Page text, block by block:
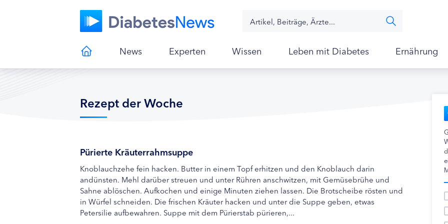
News Experten Wissen Leben mit Diabetes Ernährung
Rezept der Woche
Pürierte Kräuterrahmsuppe
Knoblauchzehe fein hacken. Butter in einem Topf erhitzen und den Knoblauch darin
andünsten. Mehl darüber streuen und unter Rühren anschwitzen, mit Gemüsebrühe und
Sahne ablöschen. Aufkochen und einige Minuten ziehen lassen. Die Brotscheibe rösten und
in Würfel schneiden. Die frischen Kräuter hacken und unter die Suppe geben, etwas
Petersilie aufbewahren. Suppe mit dem Pürierstab pürieren,...